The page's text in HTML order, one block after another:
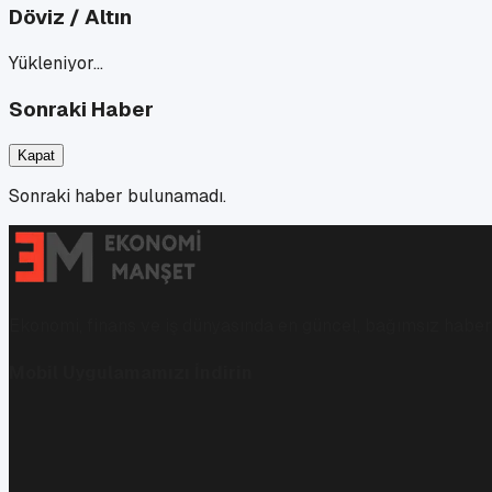
Döviz / Altın
Yükleniyor…
Sonraki Haber
Kapat
Sonraki haber bulunamadı.